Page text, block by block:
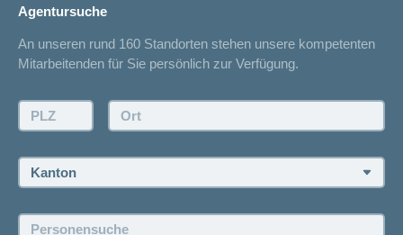
Sparen bei der Versicherung
Spitalliste
Unfallmeldung
Offertanfrage
Rückruf anfordern
Offene Stellen
Agentursuche
An unseren rund 160 Standorten stehen unsere kompetenten
Mitarbeitenden für Sie persönlich zur Verfügung.
PLZ: Ort:
Kanton:
Personensuche: